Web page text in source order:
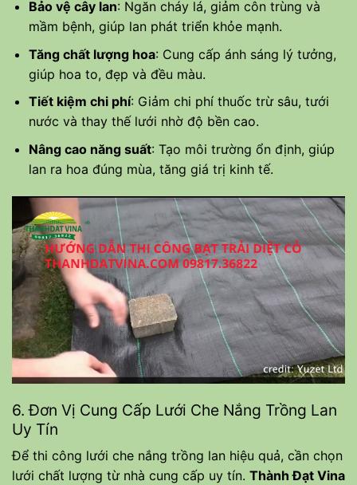
Bảo vệ cây lan: Ngăn cháy lá, giảm côn trùng và
mầm bệnh, giúp lan phát triển khỏe mạnh.
Tăng chất lượng hoa: Cung cấp ánh sáng lý tưởng,
giúp hoa to, đẹp và đều màu.
Tiết kiệm chi phí: Giảm chi phí thuốc trừ sâu, tưới
nước và thay thế lưới nhờ độ bền cao.
Nâng cao năng suất: Tạo môi trường ổn định, giúp
lan ra hoa đúng mùa, tăng giá trị kinh tế.
6. Đơn Vị Cung Cấp Lưới Che Nắng Trồng Lan
Uy Tín
Để thi công lưới che nắng trồng lan hiệu quả, cần chọn
lưới chất lượng từ nhà cung cấp uy tín. Thành Đạt Vina